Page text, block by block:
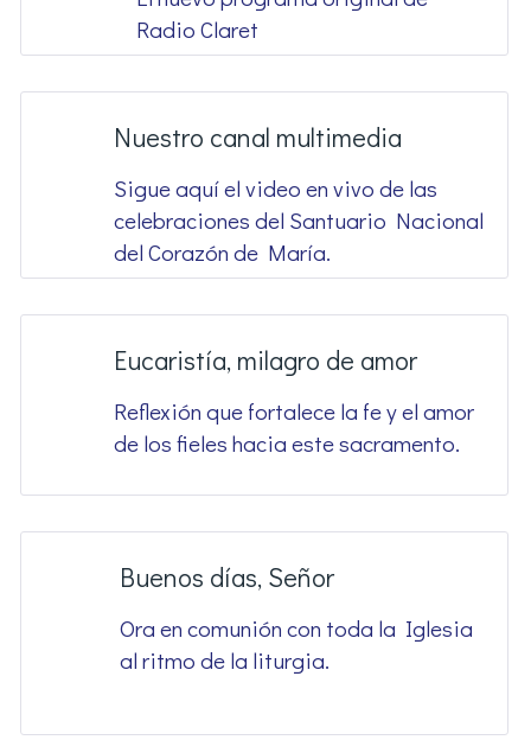
Radio Claret
Nuestro canal multimedia
Sigue aquí el video en vivo de las
celebraciones del Santuario Nacional
del Corazón de María.
Eucaristía, milagro de amor
Reflexión que fortalece la fe y el amor
de los fieles hacia este sacramento.
Buenos días, Señor
Ora en comunión con toda la Iglesia
al ritmo de la liturgia.